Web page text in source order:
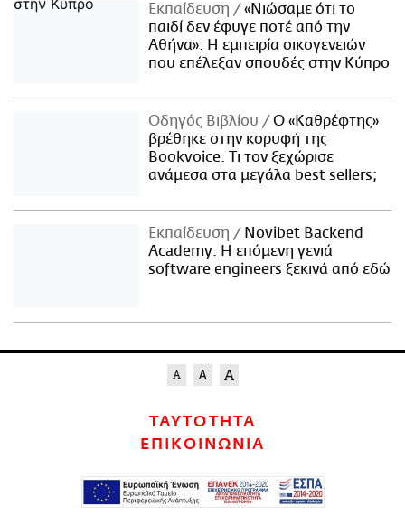
Εκπαίδευση
«Νιώσαμε ότι το
παιδί δεν έφυγε ποτέ από την
Αθήνα»: Η εμπειρία οικογενειών
που επέλεξαν σπουδές στην Κύπρο
Οδηγός Βιβλίου
Ο «Καθρέφτης»
βρέθηκε στην κορυφή της
Bookvoice. Τι τον ξεχώρισε
ανάμεσα στα μεγάλα best sellers;
Εκπαίδευση
Novibet Backend
Academy: Η επόμενη γενιά
software engineers ξεκινά από εδώ
ΤΑΥΤΟΤΗΤΑ
ΕΠΙΚΟΙΝΩΝΙΑ